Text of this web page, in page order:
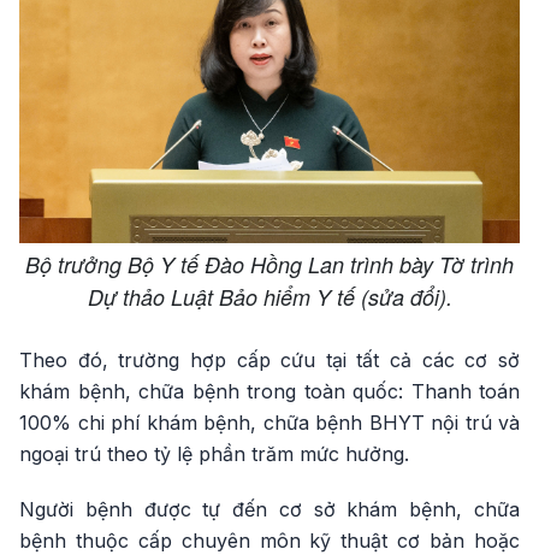
Bộ trưởng Bộ Y tế Đào Hồng Lan trình bày Tờ trình
Dự thảo Luật Bảo hiểm Y tế (sửa đổi).
Theo đó, trường hợp cấp cứu tại tất cả các cơ sở
khám bệnh, chữa bệnh trong toàn quốc: Thanh toán
100% chi phí khám bệnh, chữa bệnh BHYT nội trú và
ngoại trú theo tỷ lệ phần trăm mức hưởng.
Người bệnh được tự đến cơ sở khám bệnh, chữa
bệnh thuộc cấp chuyên môn kỹ thuật cơ bản hoặc